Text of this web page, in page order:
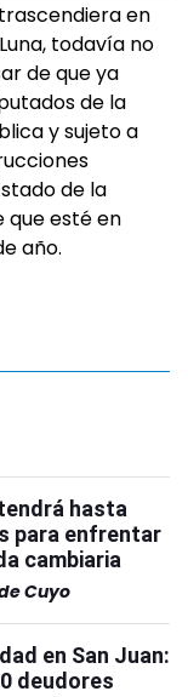
en
todavía no
de que ya
de la
y sujeto a
de la
que esté en
año.
hasta
para enfrentar
cambiaria
Cuyo
en San Juan:
deudores